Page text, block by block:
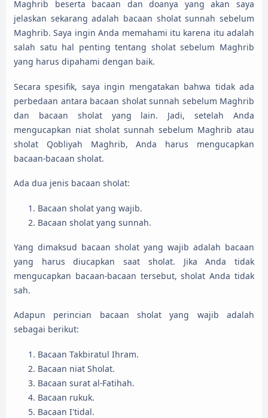
Maghrib beserta bacaan dan doanya yang akan saya
jelaskan sekarang adalah bacaan sholat sunnah sebelum
Maghrib. Saya ingin Anda memahami itu karena itu adalah
salah satu hal penting tentang sholat sebelum Maghrib
yang harus dipahami dengan baik.
Secara spesifik, saya ingin mengatakan bahwa tidak ada
perbedaan antara bacaan sholat sunnah sebelum Maghrib
dan bacaan sholat yang lain. Jadi, setelah Anda
mengucapkan niat sholat sunnah sebelum Maghrib atau
sholat Qobliyah Maghrib, Anda harus mengucapkan
bacaan-bacaan sholat.
Ada dua jenis bacaan sholat:
Bacaan sholat yang wajib.
Bacaan sholat yang sunnah.
Yang dimaksud bacaan sholat yang wajib adalah bacaan
yang harus diucapkan saat sholat. Jika Anda tidak
mengucapkan bacaan-bacaan tersebut, sholat Anda tidak
sah.
Adapun perincian bacaan sholat yang wajib adalah
sebagai berikut:
Bacaan Takbiratul Ihram.
Bacaan niat Sholat.
Bacaan surat al-Fatihah.
Bacaan rukuk.
Bacaan I'tidal.